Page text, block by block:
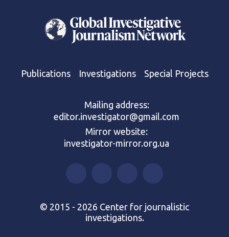
Publications Investigations Special Projects
Mailing address:
editor.investigator@gmail.com
Mirror website:
investigator-mirror.org.ua
© 2015 - 2026 Center for journalistic
investigations.